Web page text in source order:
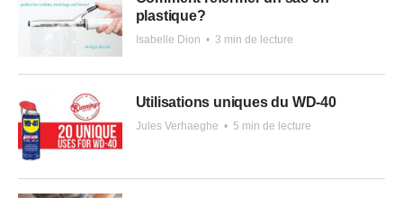
plastique?
Isabelle Dion • 3 min de lecture
Utilisations uniques du WD-40
Jules Verhaeghe • 5 min de lecture